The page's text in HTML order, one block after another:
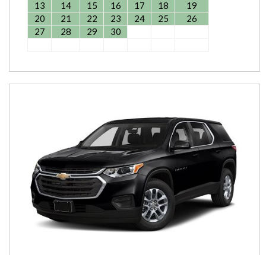
13 14 15 16 17 18
19
20
21 22 23 24 25
26
27
28 29 30